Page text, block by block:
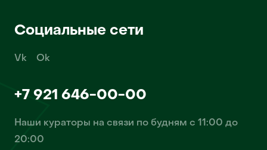
Социальные сети
Vk Ok
+7 921 646-00-00
Наши кураторы на связи по будням с 11:00 до
20:00